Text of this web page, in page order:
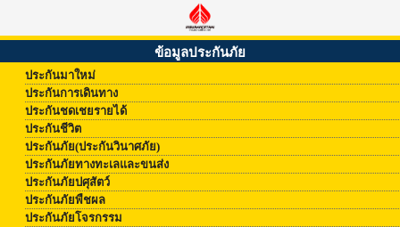
ข้อมูลประกันภัย
ประกันมาใหม่
ประกันการเดินทาง
ประกันชดเชยรายได้
ประกันชีวิต
ประกันภัย(ประกันวินาศภัย)
ประกันภัยทางทะเลและขนส่ง
ประกันภัยปศุสัตว์
ประกันภัยพืชผล
ประกันภัยโจรกรรม